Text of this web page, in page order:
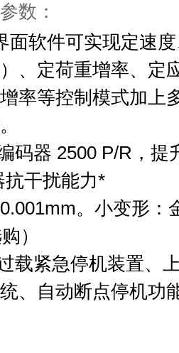
数：
面软件可实现定速
、定荷重增率、定
率等控制模式加上
码器 2500 P/R，提
抗干扰能力*
。小变形：
）
载紧急停机装置、
、自动断点停机功